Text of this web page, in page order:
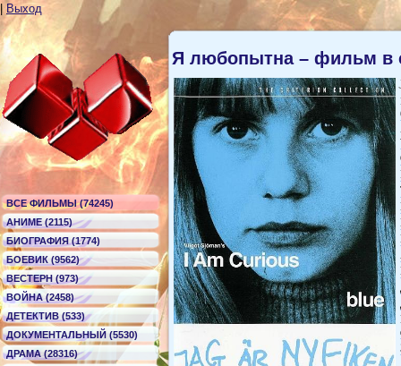
Выход
ВСЕ ФИЛЬМЫ (74245)
АНИМЕ (2115)
БИОГРАФИЯ (1774)
БОЕВИК (9562)
ВЕСТЕРН (973)
ВОЙНА (2458)
ДЕТЕКТИВ (533)
ДОКУМЕНТАЛЬНЫЙ (5530)
ДРАМА (28316)
Я любопытна – фильм в